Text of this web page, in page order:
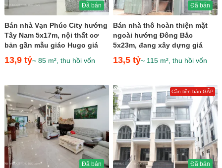
Đã bán
Bán nhà Vạn Phúc City hướng
Tây Nam 5x17m, nội thất cơ
bản gần mẫu giáo Hugo giá
13,9 tỷ~ 85 m², thu hồi vốn
Đã bán
Bán nhà thô hoàn thiện mặt
ngoài hướng Đông Bắc
5x23m, đang xây dựng giá
13,5 tỷ~ 115 m², thu hồi vốn
Đã bán
Cần tiền bán GẤP
Đã bán